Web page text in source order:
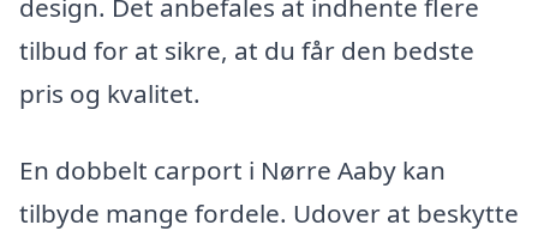
design. Det anbefales at indhente flere
tilbud for at sikre, at du får den bedste
pris og kvalitet.
En dobbelt carport i Nørre Aaby kan
tilbyde mange fordele. Udover at beskytte